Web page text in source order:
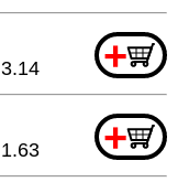
+
3.14
+
1.63